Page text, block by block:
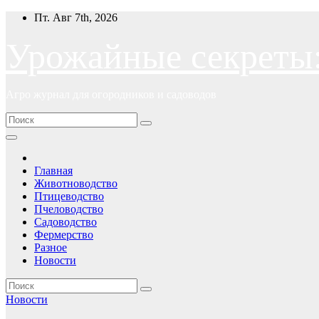
ПерейтиПт. Авг 7th, 2026
Главная
Животноводство
Птицеводство
Пчеловодство
Садоводство
Фермерство
Разное
Новости
Новости